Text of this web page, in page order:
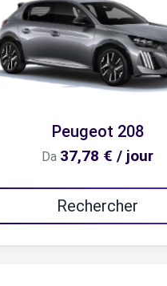
Peugeot 208
Da 37,78 € / jour
Rechercher